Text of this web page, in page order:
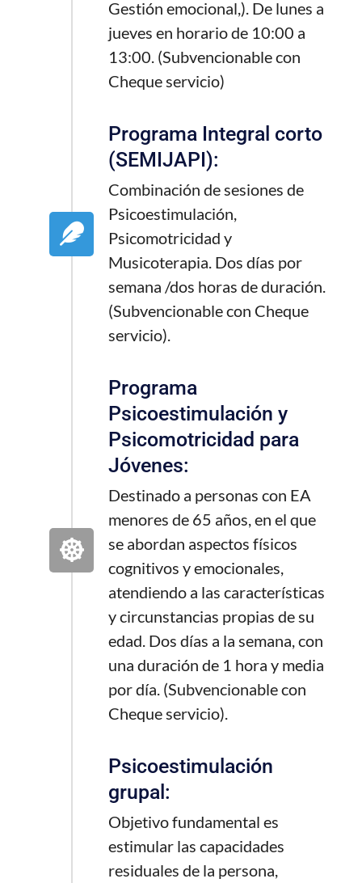
Gestión emocional,). De lunes a
jueves en horario de 10:00 a
13:00. (Subvencionable con
Cheque servicio)
Programa Integral corto
(SEMIJAPI):
Combinación de sesiones de
Psicoestimulación,
Psicomotricidad y
Musicoterapia. Dos días por
semana /dos horas de duración.
(Subvencionable con Cheque
servicio).
Programa
Psicoestimulación y
Psicomotricidad para
Jóvenes:
Destinado a personas con EA
menores de 65 años, en el que
se abordan aspectos físicos
cognitivos y emocionales,
atendiendo a las características
y circunstancias propias de su
edad. Dos días a la semana, con
una duración de 1 hora y media
por día. (Subvencionable con
Cheque servicio).
Psicoestimulación
grupal:
Objetivo fundamental es
estimular las capacidades
residuales de la persona,